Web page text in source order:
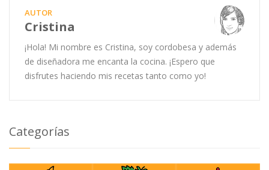
AUTOR
Cristina
¡Hola! Mi nombre es Cristina, soy cordobesa y además
de diseñadora me encanta la cocina. ¡Espero que
disfrutes haciendo mis recetas tanto como yo!
Categorías